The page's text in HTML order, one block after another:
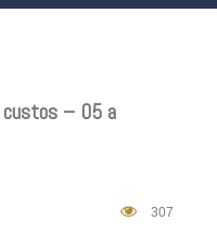
custos – 05 a
307